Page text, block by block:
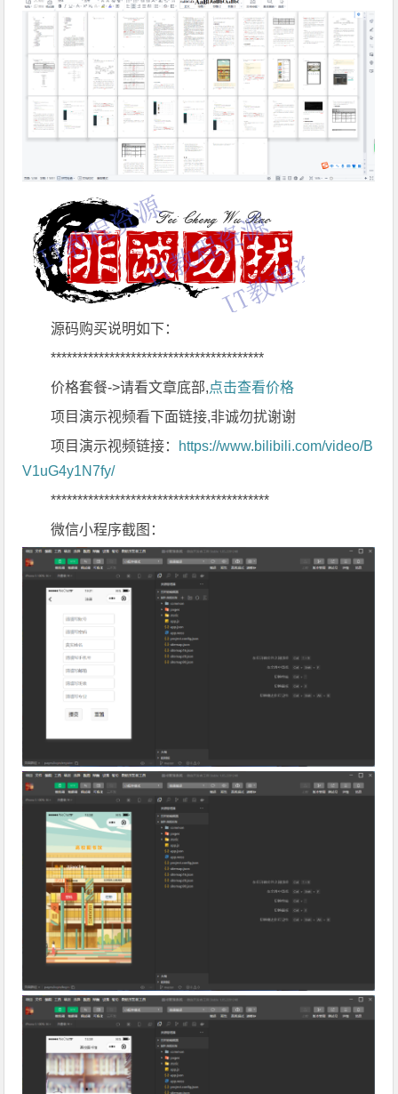
源码购买说明如下：
****************************************
价格套餐->请看文章底部,点击查看价格
项目演示视频看下面链接,非诚勿扰谢谢
项目演示视频链接： https://www.bilibili.com/video/B
V1uG4y1N7fy/
*****************************************
微信小程序截图：